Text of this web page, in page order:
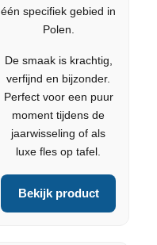
één specifiek gebied in
Polen.
De smaak is krachtig,
verfijnd en bijzonder.
Perfect voor een puur
moment tijdens de
jaarwisseling of als
luxe fles op tafel.
Bekijk product